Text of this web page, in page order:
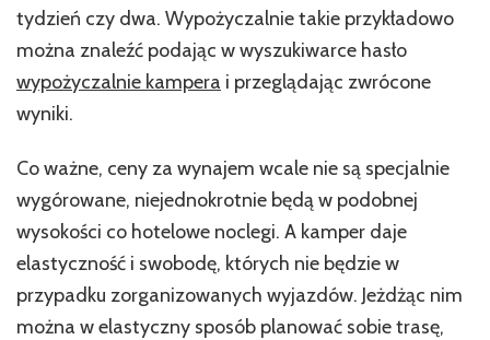
tydzień czy dwa. Wypożyczalnie takie przykładowo
można znaleźć podając w wyszukiwarce hasło
wypożyczalnie kampera i przeglądając zwrócone
wyniki.
Co ważne, ceny za wynajem wcale nie są specjalnie
wygórowane, niejednokrotnie będą w podobnej
wysokości co hotelowe noclegi. A kamper daje
elastyczność i swobodę, których nie będzie w
przypadku zorganizowanych wyjazdów. Jeżdżąc nim
można w elastyczny sposób planować sobie trasę,